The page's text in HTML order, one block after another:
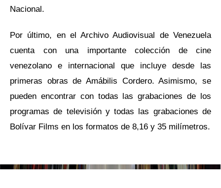
Nacional.
Por último, en el Archivo Audiovisual de Venezuela
cuenta con una importante colección de cine
venezolano e internacional que incluye desde las
primeras obras de Amábilis Cordero. Asimismo, se
pueden encontrar con todas las grabaciones de los
programas de televisión y todas las grabaciones de
Bolívar Films en los formatos de 8,16 y 35 milímetros.